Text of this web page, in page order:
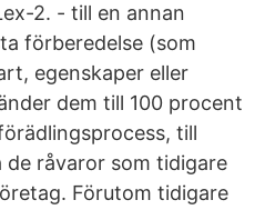
2. - till en annan
förberedelse (som
egenskaper eller
dem till 100 procent
till
råvaror som tidigare
Förutom tidigare